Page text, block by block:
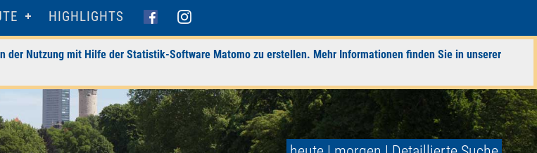
HIGHLIGHTS
der Nutzung mit Hilfe der Statistik-Software Matomo zu erstellen. Mehr Informationen finden Sie in unserer